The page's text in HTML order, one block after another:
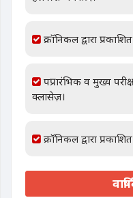
क्रॉनिकल द्वारा
पप्रारंभिक व मुख्य
क्लासेज़।
क्रॉनिकल द्वारा